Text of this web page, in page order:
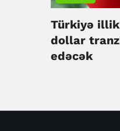
Türkiyə
dollar
edəcək